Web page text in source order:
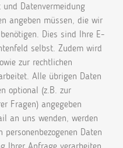
Datenvermeidung
angeben müssen, die wir
Dies sind Ihre E-
selbst. Zudem wird
zur rechtlichen
Alle übrigen Daten
optional (z.B. zur
Fragen) angegeben
an uns wenden, werden
Daten